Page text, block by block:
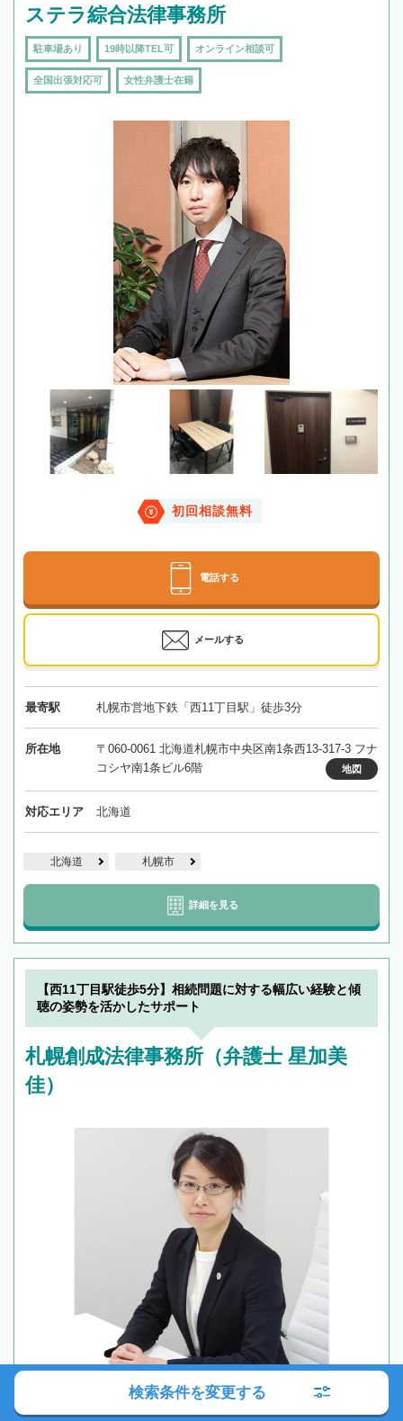
ステラ綜合法律事務所
駐車場あり 19時以降TEL可 オンライン相談可
全国出張対応可 女性弁護士在籍
初回相談無料
電話する
メールする
最寄駅 札幌市営地下鉄「西11丁目駅」徒歩3分
所在地
〒060-0061 北海道札幌市中央区南1条西13-317-3 フナ
コシヤ南1条ビル6階
地図
対応エリア 北海道
北海道 札幌市
詳細を見る
【西11丁目駅徒歩5分】相続問題に対する幅広い経験と傾
聴の姿勢を活かしたサポート
札幌創成法律事務所（弁護士 星加美
佳）
検索条件を変更する